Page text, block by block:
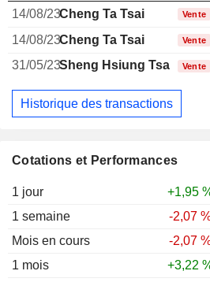
Cotations et Performances
1 jour
+1,95
1 semaine
-2,07
Mois en cours
-2,07
1 mois
+3,22
14/08/23Cheng Ta Tsai Vente
14/08/23Cheng Ta Tsai Vente
31/05/23Sheng Hsiung Tsai Vente
Historique des transactions